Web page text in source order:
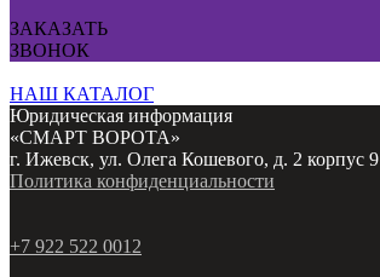
ЗАКАЗАТЬ
ЗВОНОК
НАШ КАТАЛОГ
Юридическая информация
«СМАРТ ВОРОТА»
г. Ижевск, ул. Олега Кошевого, д. 2 корпус 9
Политика конфиденциальности
+7 922 522 0012